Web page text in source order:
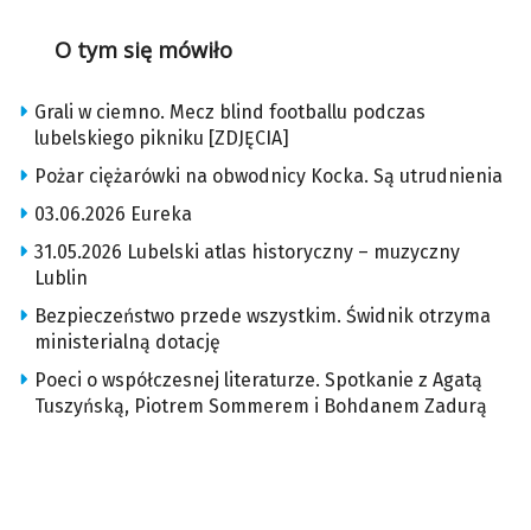
O tym się mówiło
Grali w ciemno. Mecz blind footballu podczas
lubelskiego pikniku [ZDJĘCIA]
Pożar ciężarówki na obwodnicy Kocka. Są utrudnienia
03.06.2026 Eureka
31.05.2026 Lubelski atlas historyczny – muzyczny
Lublin
Bezpieczeństwo przede wszystkim. Świdnik otrzyma
ministerialną dotację
Poeci o współczesnej literaturze. Spotkanie z Agatą
Tuszyńską, Piotrem Sommerem i Bohdanem Zadurą